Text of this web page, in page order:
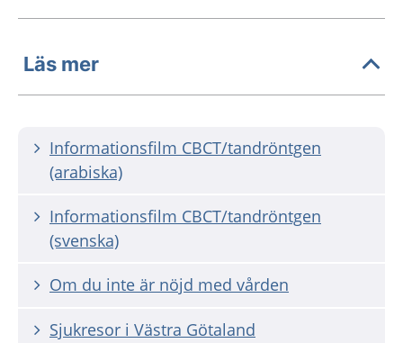
Läs mer
Informationsfilm CBCT/tandröntgen
(arabiska)
Informationsfilm CBCT/tandröntgen
(svenska)
Om du inte är nöjd med vården
Sjukresor i Västra Götaland